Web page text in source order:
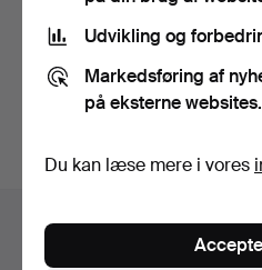
integritetspolitikken
Opret
Hjælp og kontaktoplysninger
Kontakt supporten
Udvikling og
Markedsføring af
på eksterne websites.
Du kan læse mere i vores